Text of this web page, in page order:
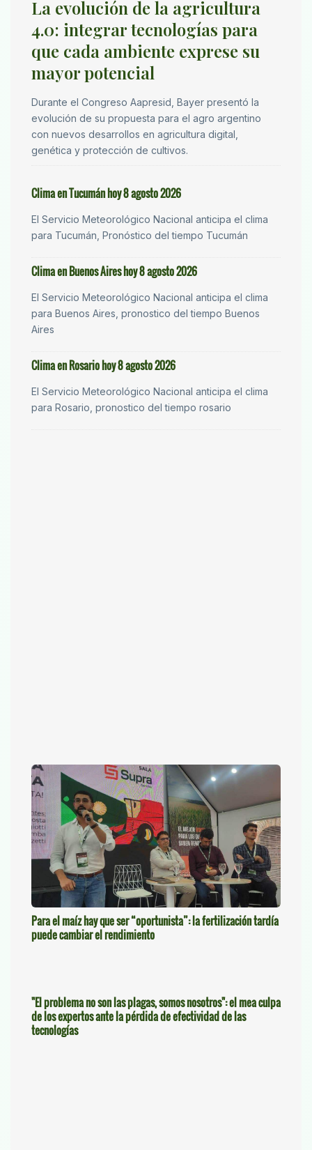
La evolución de la agricultura
4.0: integrar tecnologías para
que cada ambiente exprese su
mayor potencial
Durante el Congreso Aapresid, Bayer presentó la
evolución de su propuesta para el agro argentino
con nuevos desarrollos en agricultura digital,
genética y protección de cultivos.
Clima en Tucumán hoy 8 agosto 2026
El Servicio Meteorológico Nacional anticipa el clima
para Tucumán, Pronóstico del tiempo Tucumán
Clima en Buenos Aires hoy 8 agosto 2026
El Servicio Meteorológico Nacional anticipa el clima
para Buenos Aires, pronostico del tiempo Buenos
Aires
Clima en Rosario hoy 8 agosto 2026
El Servicio Meteorológico Nacional anticipa el clima
para Rosario, pronostico del tiempo rosario
Para el maíz hay que ser “oportunista”: la fertilización tardía
puede cambiar el rendimiento
"El problema no son las plagas, somos nosotros": el mea culpa
de los expertos ante la pérdida de efectividad de las
tecnologías